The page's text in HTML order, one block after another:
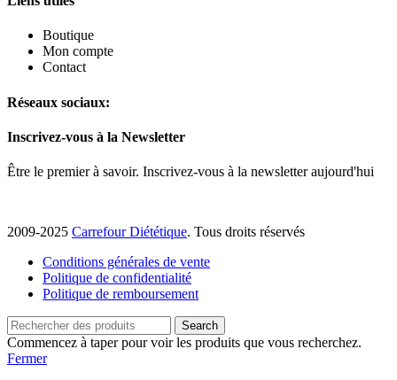
Boutique
Mon compte
Contact
Réseaux sociaux:
Inscrivez-vous à la Newsletter
Être le premier à savoir. Inscrivez-vous à la newsletter aujourd'hui
2009-2025 Carrefour Diététique. Tous droits réservés
Conditions générales de vente
Politique de confidentialité
Politique de remboursement
Search
Commencez à taper pour voir les produits que vous recherchez.
Fermer